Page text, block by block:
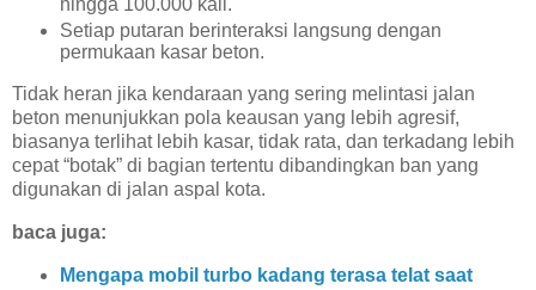
hingga 100.000 kali.
Setiap putaran berinteraksi langsung dengan
permukaan kasar beton.
Tidak heran jika kendaraan yang sering melintasi jalan
beton menunjukkan pola keausan yang lebih agresif,
biasanya terlihat lebih kasar, tidak rata, dan terkadang lebih
cepat “botak” di bagian tertentu dibandingkan ban yang
digunakan di jalan aspal kota.
baca juga:
Mengapa mobil turbo kadang terasa telat saat